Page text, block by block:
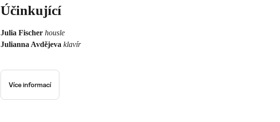
Účinkující
Julia Fischer housle
Julianna Avdějeva klavír
Více informací